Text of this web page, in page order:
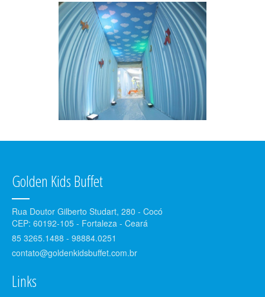
Golden Kids Buffet
Rua Doutor Gilberto Studart, 280 - Cocó
CEP: 60192-105 - Fortaleza - Ceará
85 3265.1488 - 98884.0251
contato@goldenkidsbuffet.com.br
Links